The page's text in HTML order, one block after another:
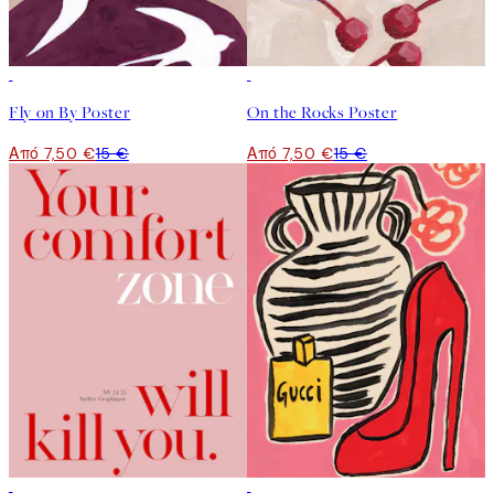
Fly on By Poster
Από 7,50 €15 €
On the Rocks Poster
Από 7,50 €15 €